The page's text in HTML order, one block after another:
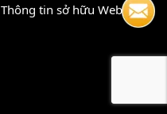
Thông tin sở hữu Website